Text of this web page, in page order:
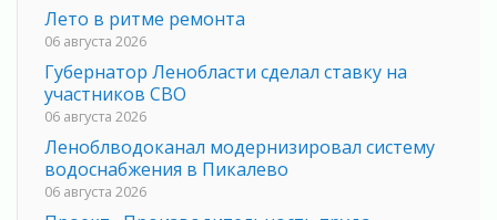
Лето в ритме ремонта
06 августа 2026
Губернатор Ленобласти сделал ставку на
участников СВО
06 августа 2026
Леноблводоканал модернизировал систему
водоснабжения в Пикалево
06 августа 2026